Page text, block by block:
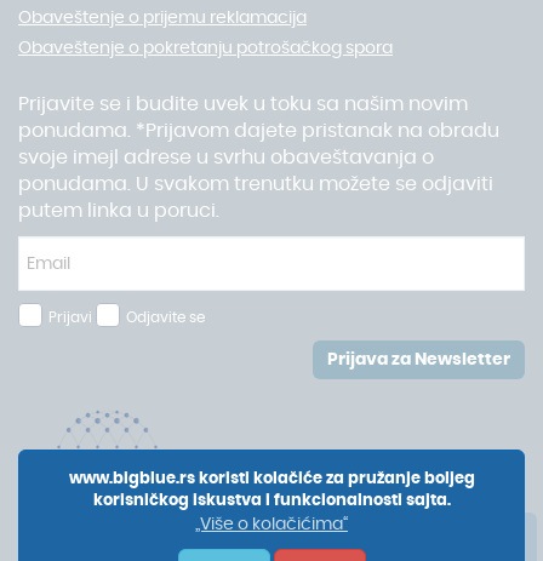
Obaveštenje o prijemu reklamacija
Obaveštenje o pokretanju potrošačkog spora
Prijavite se i budite uvek u toku sa našim novim
ponudama. *Prijavom dajete pristanak na obradu
svoje imejl adrese u svrhu obaveštavanja o
ponudama. U svakom trenutku možete se odjaviti
putem linka u poruci.
Prijavi Odjavite se
Prijava za Newsletter
www.bigblue.rs koristi kolačiće za pružanje boljeg
korisničkog iskustva i funkcionalnosti sajta.
„Više o kolačićima“